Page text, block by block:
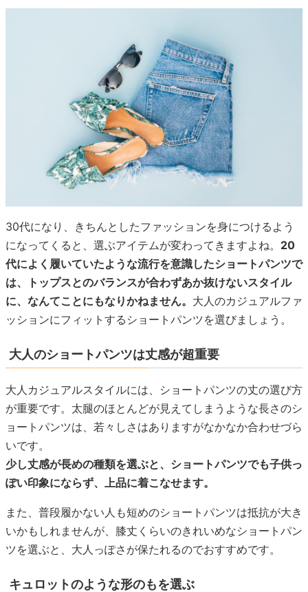
30代になり、きちんとしたファッションを身につけるよう
になってくると、選ぶアイテムが変わってきますよね。 20
代によく履いていたような流行を意識したショートパンツで
は、トップスとのバランスが合わずあか抜けないスタイル
に、なんてことにもなりかねません。 大人のカジュアルファ
ッションにフィットするショートパンツを選びましょう。
大人のショートパンツは丈感が超重要
大人カジュアルスタイルには、ショートパンツの丈の選び方
が重要です。太腿のほとんどが見えてしまうような長さのシ
ョートパンツは、若々しさはありますがなかなか合わせづら
いです。
少し丈感が長めの種類を選ぶと、ショートパンツでも子供っ
ぽい印象にならず、上品に着こなせます。
また、普段履かない人も短めのショートパンツは抵抗が大き
いかもしれませんが、膝丈くらいのきれいめなショートパン
ツを選ぶと、大人っぽさが保たれるのでおすすめです。
キュロットのような形のもを選ぶ